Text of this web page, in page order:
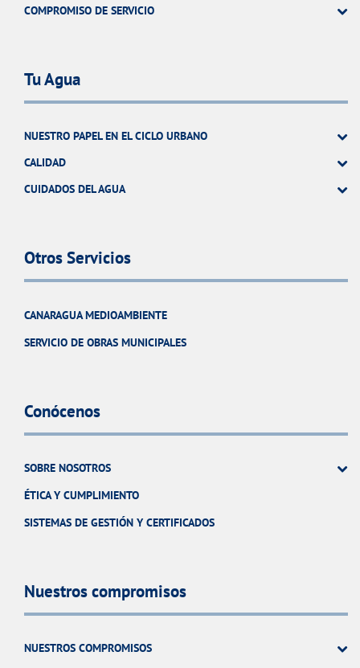
COMPROMISO DE SERVICIO
Tu Agua
NUESTRO PAPEL EN EL CICLO URBANO
CALIDAD
CUIDADOS DEL AGUA
Otros Servicios
CANARAGUA MEDIOAMBIENTE
SERVICIO DE OBRAS MUNICIPALES
Conócenos
SOBRE NOSOTROS
ÉTICA Y CUMPLIMIENTO
SISTEMAS DE GESTIÓN Y CERTIFICADOS
Nuestros compromisos
NUESTROS COMPROMISOS